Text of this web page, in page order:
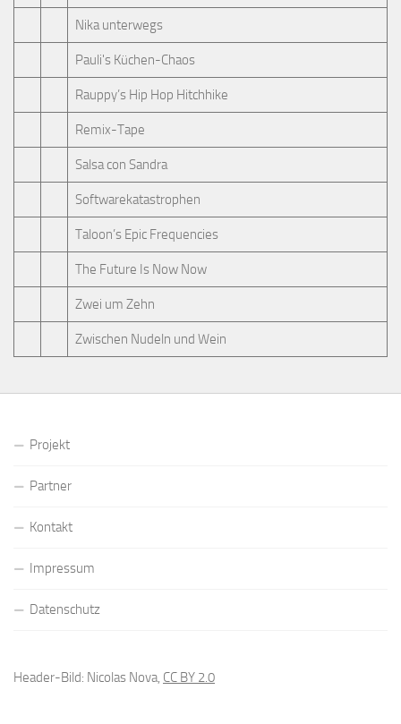
Nika unterwegs
Pauli's Küchen-Chaos
Rauppy’s Hip Hop Hitchhike
Remix-Tape
Salsa con Sandra
Softwarekatastrophen
Taloon’s Epic Frequencies
The Future Is Now Now
Zwei um Zehn
Zwischen Nudeln und Wein
Projekt
Partner
Kontakt
Impressum
Datenschutz
Header-Bild: Nicolas Nova, CC BY 2.0